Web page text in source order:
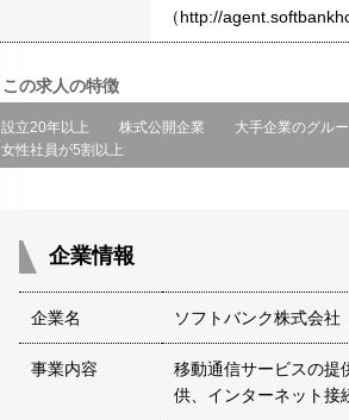
（http://
この求人の特徴
設立20年以上 株式公開企業 大手企業のグル
女性社員が5割以上
企業情報
企業名 ソフトバンク株式会社
事業内容
移動通信サービスの提
供、インターネット接